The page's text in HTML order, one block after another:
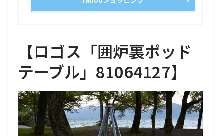
【ロゴス「囲炉裏ポッド
テーブル」81064127】